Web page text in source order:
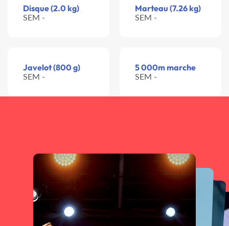
Disque (2.0 kg)
SEM -
Marteau (7.26 kg)
SEM -
Javelot (800 g)
SEM -
5 000m marche
SEM -